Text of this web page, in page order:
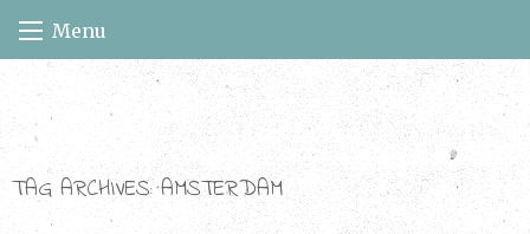
content
Menu
TAG ARCHIVES:AMSTERDAM